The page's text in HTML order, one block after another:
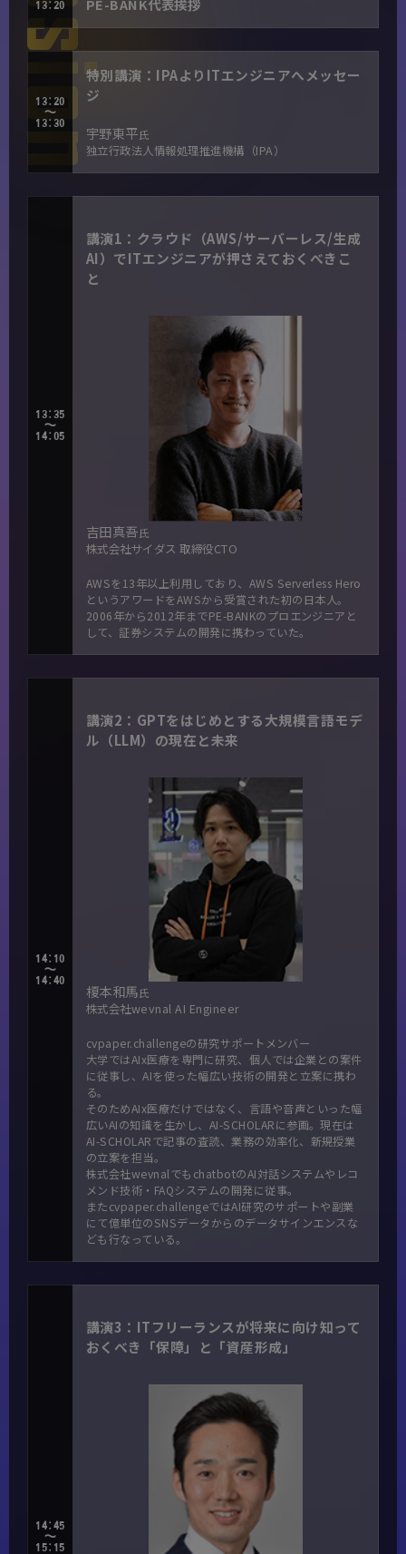
13:20
PE-BANK代表挨拶
13:20
～
13:30
特別講演：IPAよりITエンジニアへメッセー
ジ
宇野東平氏
独立行政法人情報処理推進機構（IPA）
13:35
～
14:05
講演1：クラウド（AWS/サーバーレス/生成
AI）でITエンジニアが押さえておくべきこ
と
吉田真吾氏
株式会社サイダス 取締役CTO
AWSを13年以上利用しており、AWS Serverless Hero
というアワードをAWSから受賞された初の日本人。
2006年から2012年までPE-BANKのプロエンジニアと
して、証券システムの開発に携わっていた。
14:10
～
14:40
講演2：GPTをはじめとする大規模言語モデ
ル（LLM）の現在と未来
榎本和馬氏
株式会社wevnal AI Engineer
cvpaper.challengeの研究サポートメンバー
大学ではAIx医療を専門に研究、個人では企業との案件
に従事し、AIを使った幅広い技術の開発と立案に携わ
る。
そのためAIx医療だけではなく、言語や音声といった幅
広いAIの知識を生かし、AI-SCHOLARに参画。現在は
AI-SCHOLARで記事の査読、業務の効率化、新規授業
の立案を担当。
株式会社wevnalでもchatbotのAI対話システムやレコ
メンド技術・FAQシステムの開発に従事。
またcvpaper.challengeではAI研究のサポートや副業
にて億単位のSNSデータからのデータサインエンスな
ども行なっている。
14:45
～
15:15
講演3：ITフリーランスが将来に向け知って
おくべき「保障」と「資産形成」